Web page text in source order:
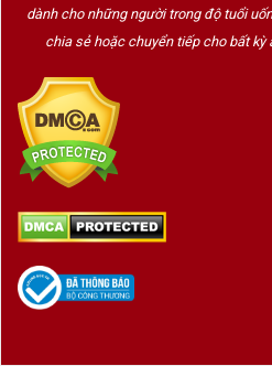
dành cho những người trong độ tuổi
chia sẻ hoặc chuyển tiếp cho bất